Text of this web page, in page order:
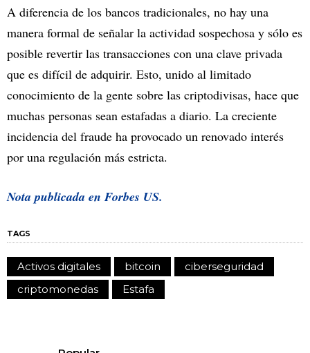
A diferencia de los bancos tradicionales, no hay una
manera formal de señalar la actividad sospechosa y sólo es
posible revertir las transacciones con una clave privada
que es difícil de adquirir. Esto, unido al limitado
conocimiento de la gente sobre las criptodivisas, hace que
muchas personas sean estafadas a diario. La creciente
incidencia del fraude ha provocado un renovado interés
por una regulación más estricta.
Nota publicada en Forbes US.
TAGS
Activos digitales bitcoin
ciberseguridad
criptomonedas
Estafa